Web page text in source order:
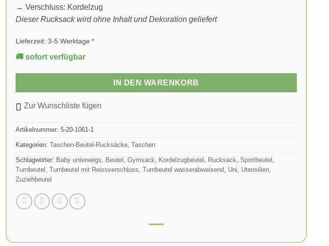
→ Verschluss: Kordelzug
Dieser Rucksack wird ohne Inhalt und Dekoration geliefert
Lieferzeit: 3-5 Werktage *
🚚 sofort verfügbar
IN DEN WARENKORB
Zur Wunschliste fügen
Artikelnummer: 5-20-1061-1
Kategorien: Taschen-Beutel-Rucksäcke, Taschen
Schlagwörter: Baby unterwegs, Beutel , Gymsack, Kordelzugbeutel , Rucksack, Sportbeutel ,
Turnbeutel , Turnbeutel mit Reissverschluss, Turnbeutel wasserabweisend, Uni, Utensilien,
Zuziehbeutel